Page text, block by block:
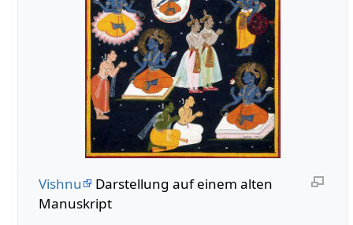
Vishnu
Darstellung auf einem alten
Manuskript